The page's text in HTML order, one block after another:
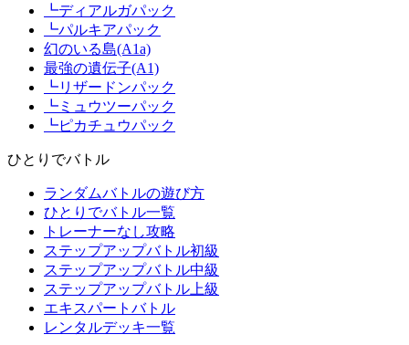
┗ディアルガパック
┗パルキアパック
幻のいる島(A1a)
最強の遺伝子(A1)
┗リザードンパック
┗ミュウツーパック
┗ピカチュウパック
ひとりでバトル
ランダムバトルの遊び方
ひとりでバトル一覧
トレーナーなし攻略
ステップアップバトル初級
ステップアップバトル中級
ステップアップバトル上級
エキスパートバトル
レンタルデッキ一覧